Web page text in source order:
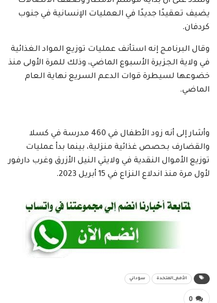
يضيف تعقيدًا جديدًا في العمليات الإنسانية في جنوب
كردفان.
وقال البرنامج إنه استأنف عمليات توزيع المواد الغذائية
في ولاية الجزيرة الأسبوع الماضي، وذلك للمرة الأولى منذ
خضوعها لسيطرة قوات الدعم السريع نهاية العام
الماضي.
وأشار إلى أنه زود الأطفال في 460 مدرسة في كسلا
والقضارف بحصص غذائية منزلية، بينما بدأ عمليات
توزيع الأموال النقدية في ولايتي النيل الأزرق وغرب دارفور
لأول مرة منذ اندلاع النزاع في 15 أبريل 2023.
الأمم_المتحدة سوداني
0